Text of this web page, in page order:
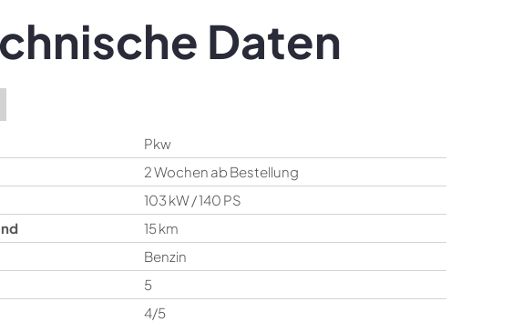
Daten
Pkw
2 Wochen ab Bestellung
103 kW / 140 PS
15 km
Benzin
5
4/5